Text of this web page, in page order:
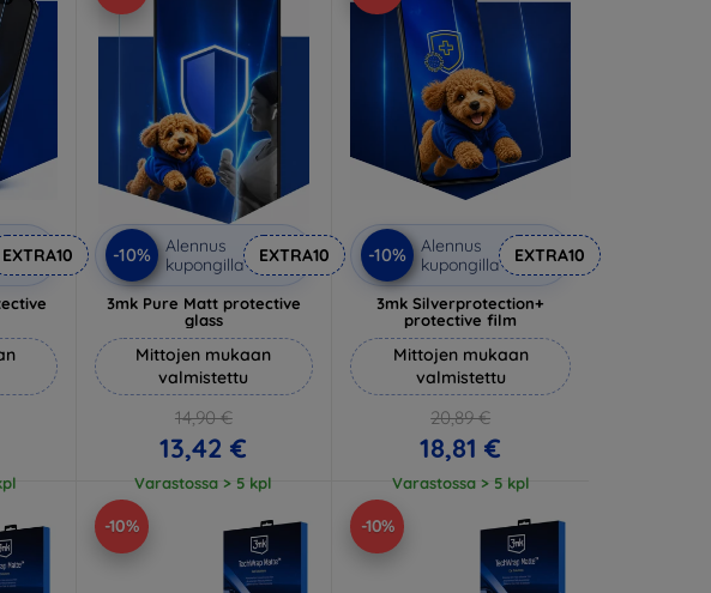
EXTRA10 -10%
Alennus
kupongilla
EXTRA10
3mk Pure Matt protective
glass
Mittojen mukaan
valmistettu
14,90 €
13,42 €
Varastossa > 5 kpl
-10%
Alennus
kupongilla
EXTRA10
3mk Silverprotection+
protective film
Mittojen mukaan
valmistettu
20,89 €
18,81 €
Varastossa > 5 kpl
-10% -10%